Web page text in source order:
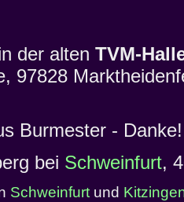
der alten TVM-
97828
Burmester -
bei Schweinfurt,
Schweinfurtund